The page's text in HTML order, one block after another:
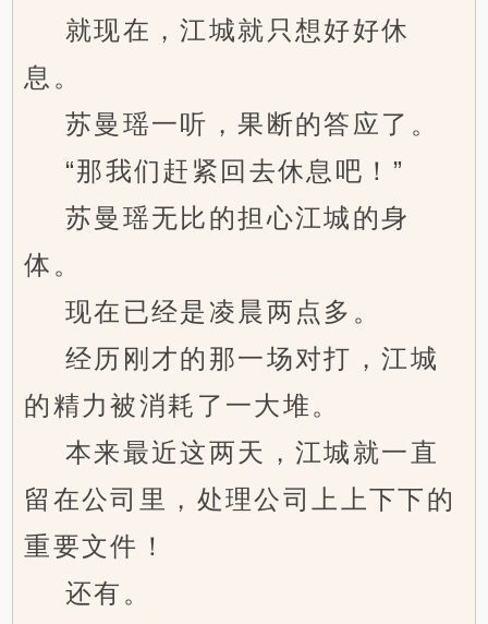
就现在，江城就只想好好休
息。
苏曼瑶一听，果断的答应了。
“那我们赶紧回去休息吧！”
苏曼瑶无比的担心江城的身
体。
现在已经是凌晨两点多。
经历刚才的那一场对打，江城
的精力被消耗了一大堆。
本来最近这两天，江城就一直
留在公司里，处理公司上上下下的
重要文件！
还有。